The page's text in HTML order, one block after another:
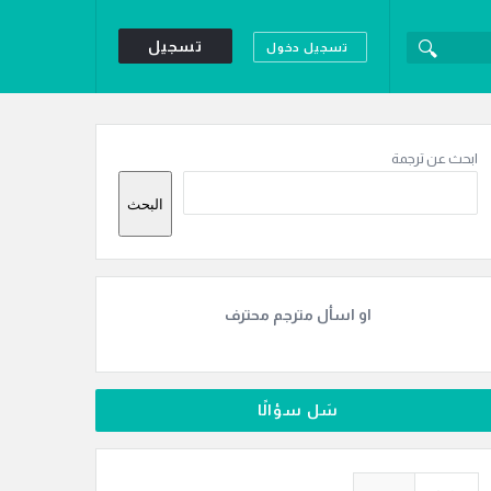
تسجيل دخول تسجيل
الجانبية
ابحث عن ترجمة
البحث
او اسأل مترجم محترف
سَل سؤالًا